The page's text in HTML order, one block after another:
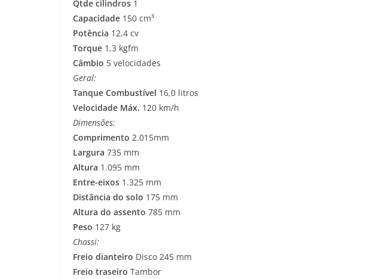
Qtde cilindros 1
Capacidade 150 cm³
Potência 12,4 cv
Torque 1,3 kgfm
Câmbio 5 velocidades
Geral:
Tanque Combustível 16,0 litros
Velocidade Máx. 120 km/h
Dimensões:
Comprimento 2.015mm
Largura 735 mm
Altura 1.095 mm
Entre-eixos 1.325 mm
Distância do solo 175 mm
Altura do assento 785 mm
Peso 127 kg
Chassi:
Freio dianteiro Disco 245 mm
Freio traseiro Tambor